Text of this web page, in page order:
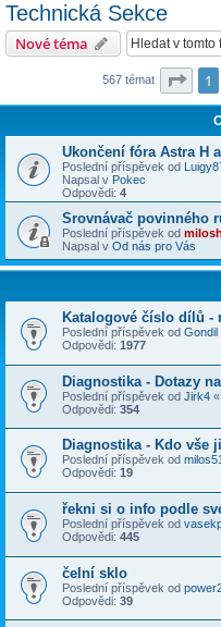
Technická Sekce
Nové téma
567 témat 1
Ukončení fóra Astra H
Poslední příspěvek od
Napsal v Pokec
Odpovědi: 4
Srovnávač povinného
Poslední příspěvek od milosh
Napsal v Od nás pro Vás
Katalogové číslo dílů -
Poslední příspěvek od Gondil
Odpovědi: 1977
Diagnostika - Dotazy
Poslední příspěvek od Jirk4 «
Odpovědi: 354
Diagnostika - Kdo vše
Poslední příspěvek od milos51
Odpovědi: 19
řekni si o info podle
Poslední příspěvek od
Odpovědi: 445
čelní sklo
Poslední příspěvek od
Odpovědi: 39